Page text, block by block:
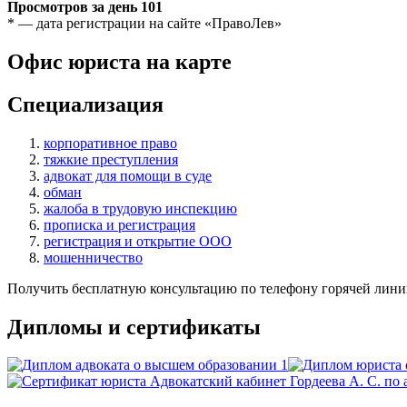
Просмотров за день 101
* — дата регистрации на сайте «ПравоЛев»
Офис юриста на карте
Специализация
корпоративное право
тяжкие преступления
адвокат для помощи в суде
обман
жалоба в трудовую инспекцию
прописка и регистрация
регистрация и открытие ООО
мошенничество
Получить бесплатную консультацию по телефону горячей
Дипломы и сертификаты